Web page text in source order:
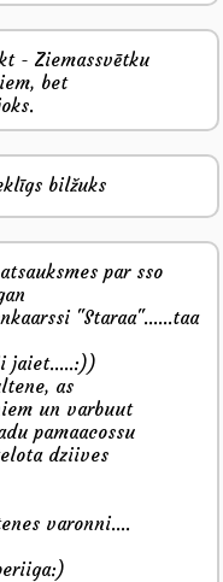
- Ziemassvētku
bet
bilžuks
par sso
"Staraa"......taa
jaiet.....:))
as
un varbuut
pamaacossu
dziives
varonni....